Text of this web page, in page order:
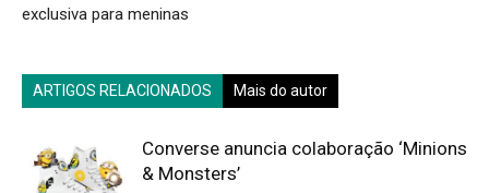
exclusiva para meninas
ARTIGOS RELACIONADOS Mais do autor
Converse anuncia colaboração ‘Minions
& Monsters’